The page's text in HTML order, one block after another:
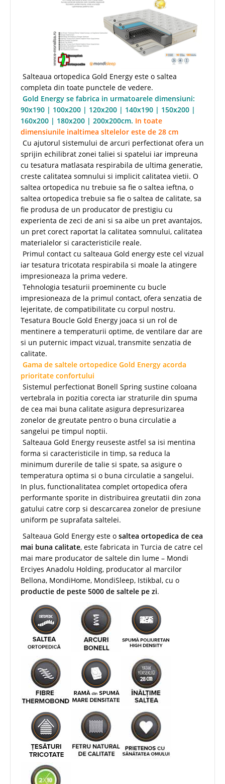
Salteaua ortopedica Gold Energy este o saltea
completa din toate punctele de vedere.
Gold Energy se fabrica in urmatoarele dimensiuni:
90x190 | 100x200 | 120x200 | 140x190 | 150x200 |
160x200 | 180x200 | 200x200cm. In toate
dimensiunile inaltimea sltelelor este de 28 cm
Cu ajutorul sistemului de arcuri perfectionat ofera un
sprijin echilibrat zonei taliei si spatelui iar impreuna
cu tesatura matlasata respirabila de ultima generatie,
creste calitatea somnului si implicit calitatea vietii. O
saltea ortopedica nu trebuie sa fie o saltea ieftna, o
saltea ortopedica trebuie sa fie o saltea de calitate, sa
fie produsa de un producator de prestigiu cu
experienta de zeci de ani si sa aibe un pret avantajos,
un pret corect raportat la calitatea somnului, calitatea
materialelor si caracteristicile reale.
Primul contact cu salteaua Gold energy este cel vizual
iar tesatura tricotata respirabila si moale la atingere
impresioneaza la prima vedere.
Tehnologia tesaturii proeminente cu bucle
impresioneaza de la primul contact, ofera senzatia de
lejeritate, de compatibilitate cu corpul nostru.
Tesatura Boucle Gold Energy joaca si un rol de
mentinere a temperaturii optime, de ventilare dar are
si un puternic impact vizual, transmite senzatia de
calitate.
Gama de saltele ortopedice Gold Energy acorda
prioritate confortului
Sistemul perfectionat Bonell Spring sustine coloana
vertebrala in pozitia corecta iar straturile din spuma
de cea mai buna calitate asigura depresurizarea
zonelor de greutate pentro o buna circulatie a
sangelui pe timpul noptii.
Salteaua Gold Energy reuseste astfel sa isi mentina
forma si caracteristicile in timp, sa reduca la
minimum durerile de talie si spate, sa asigure o
temperatura optima si o buna circulatie a sangelui.
In plus, functionalitatea complet ortopedica ofera
performante sporite in distribuirea greutatii din zona
gatului catre corp si descarcarea zonelor de presiune
uniform pe suprafata saltelei.
Salteaua Gold Energy este o saltea ortopedica de cea
mai buna calitate, este fabricata in Turcia de catre cel
mai mare producator de saltele din lume – Mondi
Erciyes Anadolu Holding, producator al marcilor
Bellona, MondiHome, MondiSleep, Istikbal, cu o
productie de peste 5000 de saltele pe zi.